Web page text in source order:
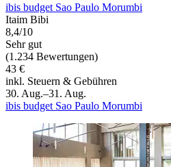
ibis budget Sao Paulo Morumbi
Itaim Bibi
8,4/10
Sehr gut
(1.234 Bewertungen)
43 €
inkl. Steuern & Gebühren
30. Aug.–31. Aug.
ibis budget Sao Paulo Morumbi